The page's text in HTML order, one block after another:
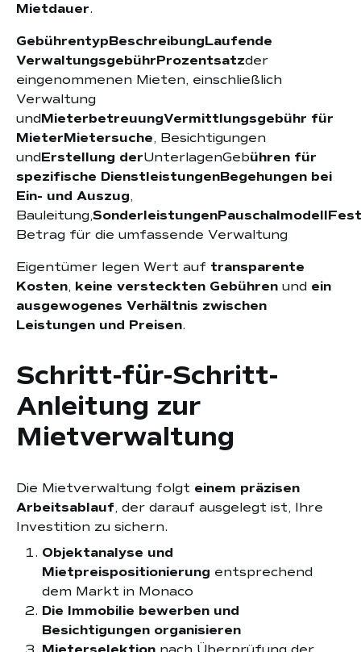
Mietdauer.
GebührentypBeschreibungLaufende
VerwaltungsgebührProzentsatzder
eingenommenen Mieten, einschließlich
Verwaltung
undMieterbetreuungVermittlungsgebühr für
MieterMietersuche, Besichtigungen
undErstellung derUnterlagenGebühren für
spezifische DienstleistungenBegehungen bei
Ein- und Auszug,
Bauleitung,
Betrag für die umfassende Verwaltung
Eigentümer legen Wert auf transparente
Kosten, keine versteckten Gebühren und ein
ausgewogenes Verhältnis zwischen
Leistungen und Preisen.
Schritt-für-Schritt-
Anleitung zur
Mietverwaltung
Die Mietverwaltung folgt einem präzisen
Arbeitsablauf, der darauf ausgelegt ist, Ihre
Investition zu sichern.
Objektanalyse und
Mietpreispositionierung entsprechend
dem Markt in Monaco
Die Immobilie bewerben und
Besichtigungen organisieren